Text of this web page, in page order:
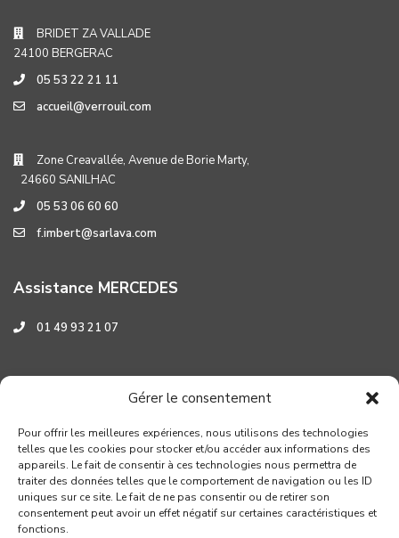
Gérer le consentement
Pour offrir les meilleures expériences, nous utilisons des technologies
telles que les cookies pour stocker et/ou accéder aux informations des
appareils. Le fait de consentir à ces technologies nous permettra de
traiter des données telles que le comportement de navigation ou les ID
uniques sur ce site. Le fait de ne pas consentir ou de retirer son
consentement peut avoir un effet négatif sur certaines caractéristiques et
fonctions.
BRIDET ZA VALLADE
24100 BERGERAC
05 53 22 21 11
accueil@verrouil.com
Zone Creavallée, Avenue de Borie Marty,
24660 SANILHAC
05 53 06 60 60
f.imbert@sarlava.com
Assistance MERCEDES
01 49 93 21 07
Assistance HYUNDAI